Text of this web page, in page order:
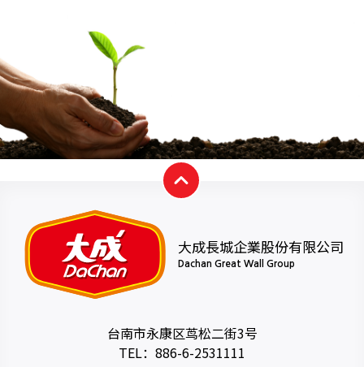
大成長城企業股份有限公司
Dachan Great Wall Group
台南市永康区茑松二街3号
TEL： 886-6-2531111